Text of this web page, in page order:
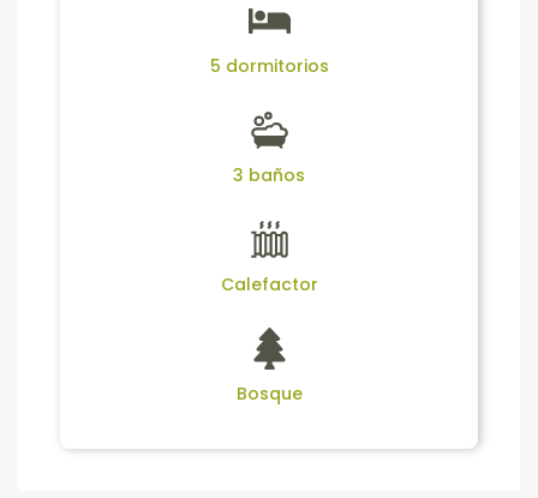
5 dormitorios
3 baños
Calefactor
Bosque